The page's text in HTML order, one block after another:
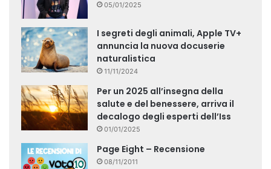
05/01/2025
I segreti degli animali, Apple TV+
annuncia la nuova docuserie
naturalistica
11/11/2024
Per un 2025 all’insegna della
salute e del benessere, arriva il
decalogo degli esperti dell’Iss
01/01/2025
Page Eight – Recensione
08/11/2011